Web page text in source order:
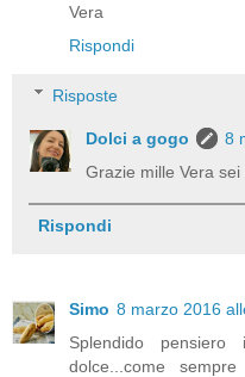
Vera
Rispondi
Risposte
Dolci a gogo
8
Grazie mille Vera
Rispondi
Simo 8 marzo 2016
Splendido
dolce...come